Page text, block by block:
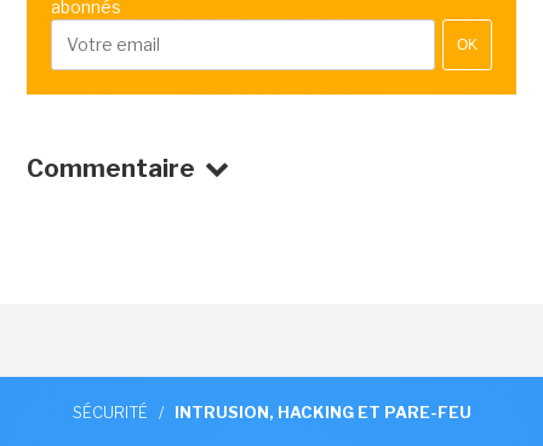
abonnés
OK
Commentaire
SÉCURITÉ / INTRUSION, HACKING ET PARE-FEU